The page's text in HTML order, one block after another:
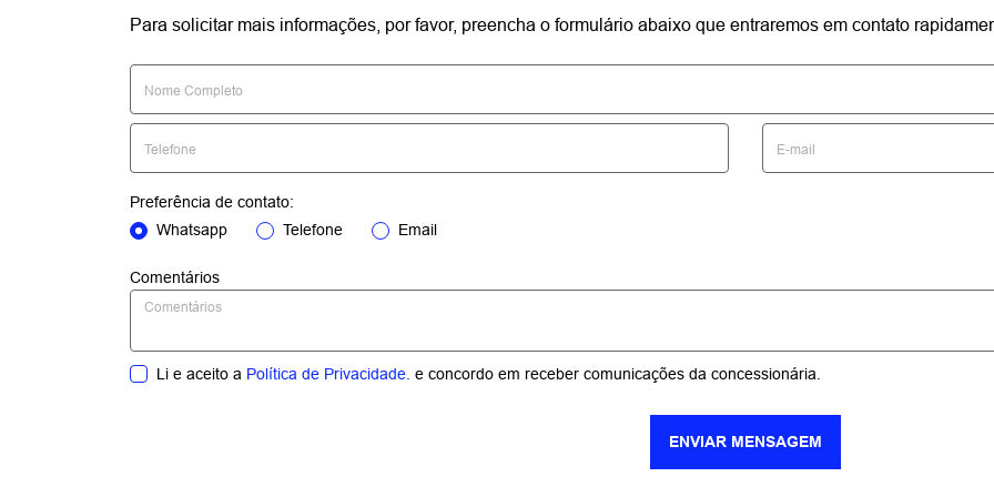
Para solicitar mais informações, por favor, preencha o formulário abaixo que entraremos em contato
Preferência de contato:
Whatsapp
Telefone Email
Comentários
Li e aceito a Política de Privacidade. e concordo em receber comunicações da concessionária.
ENVIAR MENSAGEM